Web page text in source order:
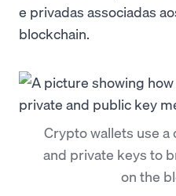
e privadas associadas
blockchain.
Crypto wallets use
and private keys to
on the